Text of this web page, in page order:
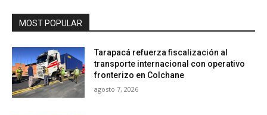
MOST POPULAR
Tarapacá refuerza fiscalización al
transporte internacional con operativo
fronterizo en Colchane
agosto 7, 2026